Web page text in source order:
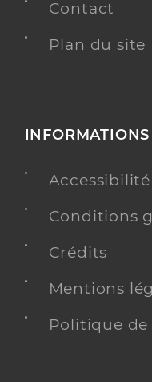
Contact
Plan du site
Conditions
Crédits
Mentions
Politique